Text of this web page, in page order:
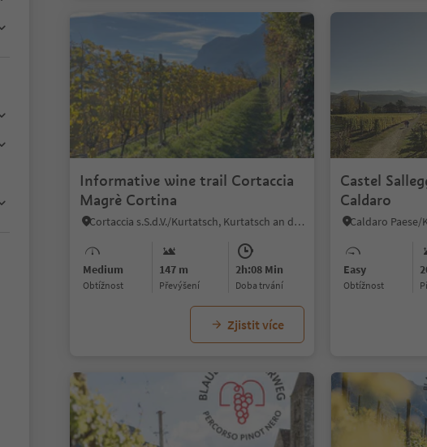
1/4
Informative wine trail Cortaccia
Magrè Cortina
Cortaccia s.S.d.V./Kurtatsch, Kurtatsch an der Weinstraße/Cortaccia sulla Strada del Vino, Alto Adige Wine Road
Medium
Obtížnost
147 m
Převýšení
2h:08 Min
doba trvání
Zjistit více
Castel
Caldaro
Easy
Obtížnost